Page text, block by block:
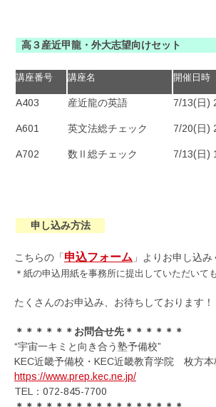
高３産近甲龍・外大志望向けセット
講座番号 講座名 開催日時
A403 産近龍の英語 7/13(日)
A601 英文法総チェック 7/20(日)
A702 数Ⅱ総チェック 7/13(日)
申し込み方法
こちらの「申込フォーム 」よりお申し込み
＊紙の申込用紙を事務所に提出していただいて
たくさんのお申込み、お待ちしております！
＊＊＊＊＊＊お問合せ先＊＊＊＊＊＊
“宇宙一キミと向き合う塾予備校”
KEC近畿予備校・KEC近畿教育学院 枚方本
https://www.prep.kec.ne.jp/
TEL：072-845-7700